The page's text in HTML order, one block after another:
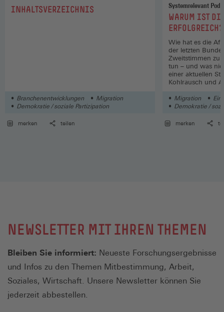
:INHALTSVERZEICHNIS
Branchenentwicklungen
Migration
Demokratie / soziale Partizipation
merken teilen
Systemrelevant
:WARUM IST
ERFOLGREICH?
Wie hat es die
der letzten
Zweitstimmen zu
tun – und was
einer aktuellen
Kohlrausch und
Migration
Demokratie /
merken
NEWSLETTER MIT IHREN THEMEN
Bleiben Sie informiert: Neueste Forschungsergebnisse
und Infos zu den Themen Mitbestimmung, Arbeit,
Soziales, Wirtschaft. Unsere Newsletter können Sie
jederzeit abbestellen.